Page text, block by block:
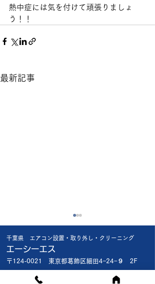
熱中症には気を付けて頑張りましょ
う！！
最新記事
昨日の工事で😱
昨日船橋市内の新規のお客様
宅 1階で新品エアコン入れ替
え 2階の和室の古いエアコ
千葉県 エアコン設置・取り外し・クリーニング
エーシーエス
〒124-0021 東京都葛飾区細田4−24−９ 2F